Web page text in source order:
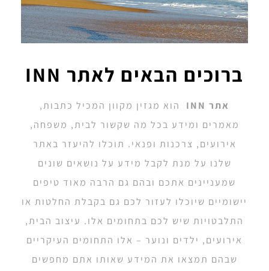
ברוכים הבאים לאתר INN
אתר INN
הוא מגזין מקוון המכיל כתבות,
מאמרים ומידע בכל מה שקשור לבית, משפחה,
אירועים, צרכנות ופנאי. תוכלו להיעזר באתר
שלנו על מנת לקבל מידע על נושאים שונים
שמעניינים אתכם ובהם גם הרבה מאוד טיפים
יישומיים שיוכלו לעזור לכם גם בקבלת החלטות או
התלבטויות שיש לכם בתחומים אלו. עיצוב הבית,
אירועים, ילדים ונוער – אלו התחומים העיקריים
שבהם תמצאו את המידע שאותו אתם מחפשים